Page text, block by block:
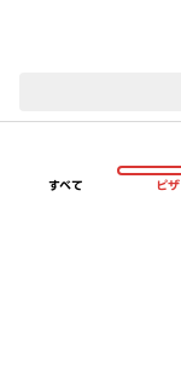
すべて ピザ